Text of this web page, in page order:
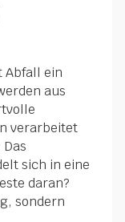
Abfall ein
aus
verarbeitet
sich in eine
daran?
sondern